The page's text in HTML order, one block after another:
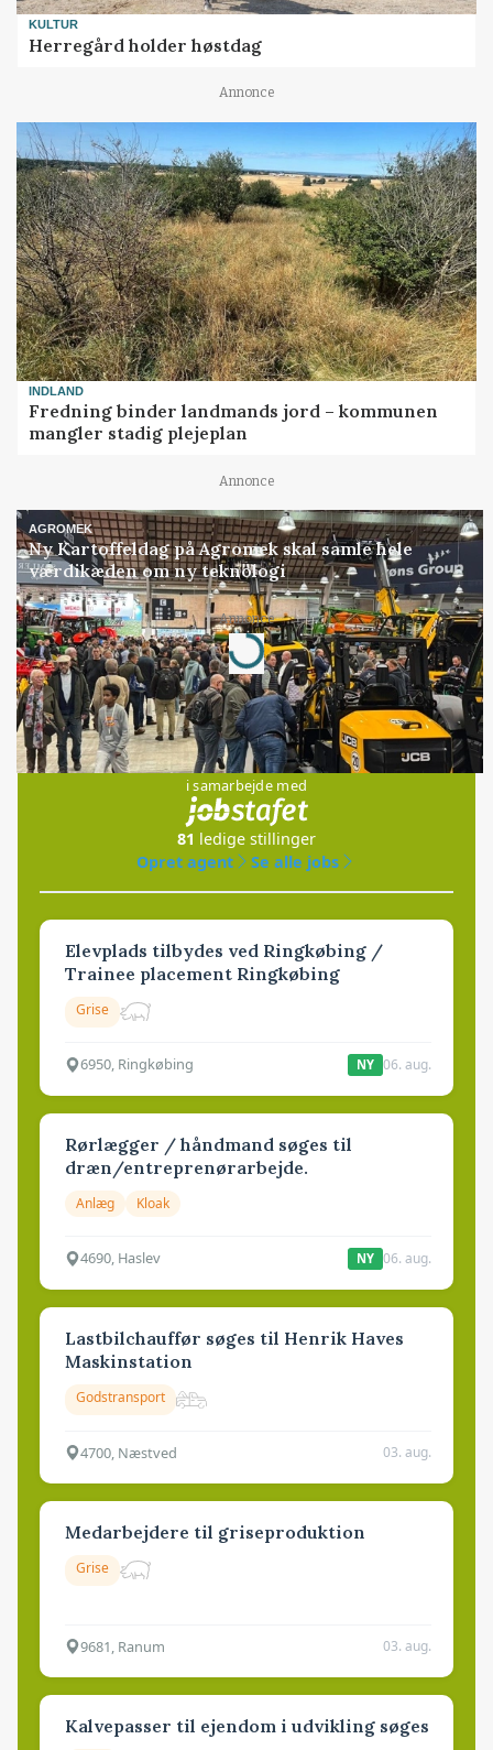
KULTUR
Herregård holder høstdag
Annonce
INDLAND
Fredning binder landmands jord – kommunen
mangler stadig plejeplan
Annonce
AGROMEK
Ny Kartoffeldag på Agromek skal samle hele
værdikæden om ny teknologi
Annonce
Loading...
Jobs
i samarbejde med
81 ledige stillinger
Opret agent
Se alle jobs
Elevplads tilbydes ved Ringkøbing /
Trainee placement Ringkøbing
Grise
6950, Ringkøbing NY 06. aug.
Rørlægger / håndmand søges til
dræn/entreprenørarbejde.
Anlæg Kloak
4690, Haslev NY 06. aug.
Lastbilchauffør søges til Henrik Haves
Maskinstation
Godstransport
4700, Næstved 03. aug.
Medarbejdere til griseproduktion
Grise
9681, Ranum 03. aug.
Kalvepasser til ejendom i udvikling søges